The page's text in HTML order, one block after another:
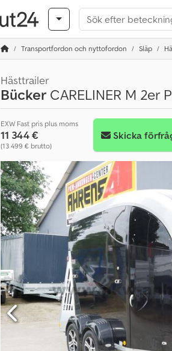
Transportfordon och nyttofordon Släp
Hästtrailer
Bücker CARELINER M
EXW Fast pris plus moms
11 344 €
(13 499 € brutto)
Skicka